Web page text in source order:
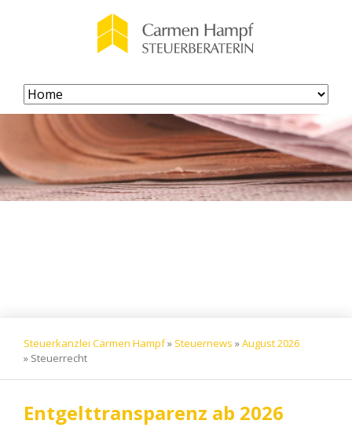
Navigation
überspringen
Steuerkanzlei Carmen Hampf» Steuernews »August 2026
» Steuerrecht
Entgelttransparenz ab 2026